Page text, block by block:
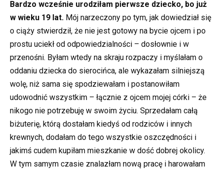
Bardzo wcześnie urodziłam pierwsze dziecko, bo już
w wieku 19 lat. Mój narzeczony po tym, jak dowiedział się
o ciąży stwierdził, że nie jest gotowy na bycie ojcem i po
prostu uciekł od odpowiedzialności – dosłownie i w
przenośni. Byłam wtedy na skraju rozpaczy i myślałam o
oddaniu dziecka do sierocińca, ale wykazałam silniejszą
wolę, niż sama się spodziewałam i postanowiłam
udowodnić wszystkim – łącznie z ojcem mojej córki – że
nikogo nie potrzebuję w swoim życiu. Sprzedałam całą
biżuterię, którą dostałam kiedyś od rodziców i innych
krewnych, dodałam do tego wszystkie oszczędności i
jakimś cudem kupiłam mieszkanie w dość dobrej okolicy.
W tym samym czasie znalazłam nową pracę i harowałam